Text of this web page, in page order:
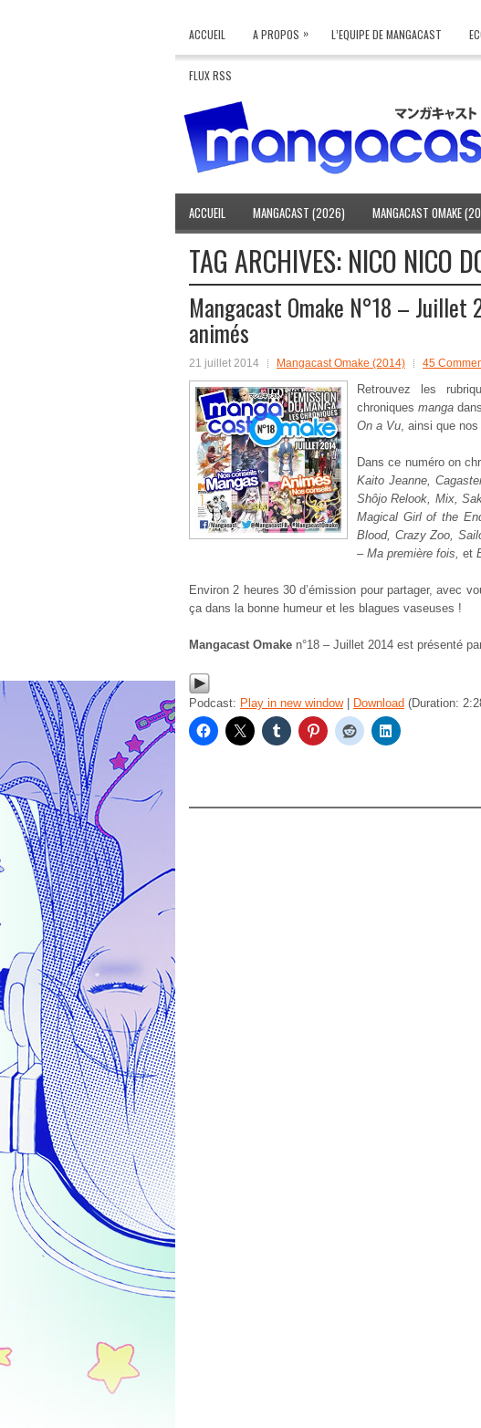
ACCUEIL A PROPOS » L’EQUIPE DE MANGACAST
FLUX RSS
ACCUEIL MANGACAST (2026) MANGACAST OMAKE
TAG ARCHIVES: NICO NICO
Mangacast Omake N°18 – Juillet
animés
21 juillet 2014 Mangacast Omake (2014) 45
Retrouvez les
chroniques manga dans
On a Vu, ainsi que nos
Dans ce numéro on
Kaito Jeanne,
Shôjo Relook, Mix,
Magical Girl of the
Blood, Crazy Zoo,
– Ma première fois, et
Environ 2 heures 30 d’émission pour partager, avec
ça dans la bonne humeur et les blagues vaseuses !
Mangacast Omake n°18 – Juillet 2014 est présenté
Podcast: Play in new window| Download (Duration: